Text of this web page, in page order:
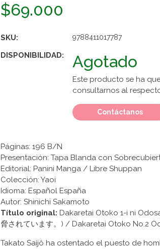
$69.000
SKU: 9788411017787
DISPONIBILIDAD: Agotado
Este producto se ha
consultarnos al
Contáctanos
Páginas: 196 B/N
Presentación: Tapa Blanda con
Editorial: Panini Manga / Libre Shuppan
Colección: Yaoi
Idioma: Español España
Autor: Shinichi Sakamoto
Título original: Dakaretai Otoko 1-i ni
脅されています。) / Dakaretai Otoko No.2
Takato Saijô ha ostentado el puesto de